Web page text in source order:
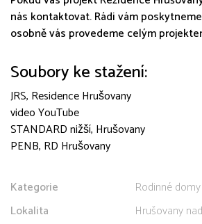
nás kontaktovat. Rádi vám
osobně vás provedeme celým
Soubory ke stažení:
JRS, Residence Hrušovany
video YouTube
STANDARD nižší, Hrušovany
PENB, RD Hrušovany
Kategorie
Rodinné domy
Lokalita
Hrušovany